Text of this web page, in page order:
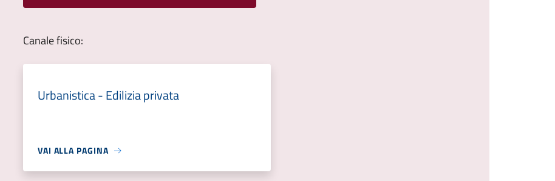
Canale fisico:
Urbanistica - Edilizia privata
VAI ALLA PAGINA